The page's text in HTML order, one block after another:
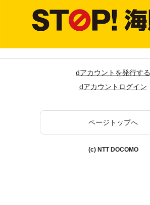
dアカウントを発行する
dアカウントログイン
ページトップへ
(c) NTT DOCOMO